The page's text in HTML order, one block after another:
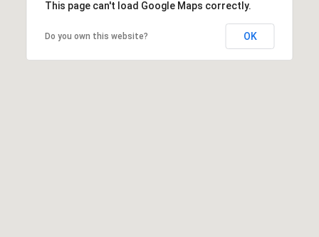
This page can't load Google Maps correctly.
Do you own this website? OK